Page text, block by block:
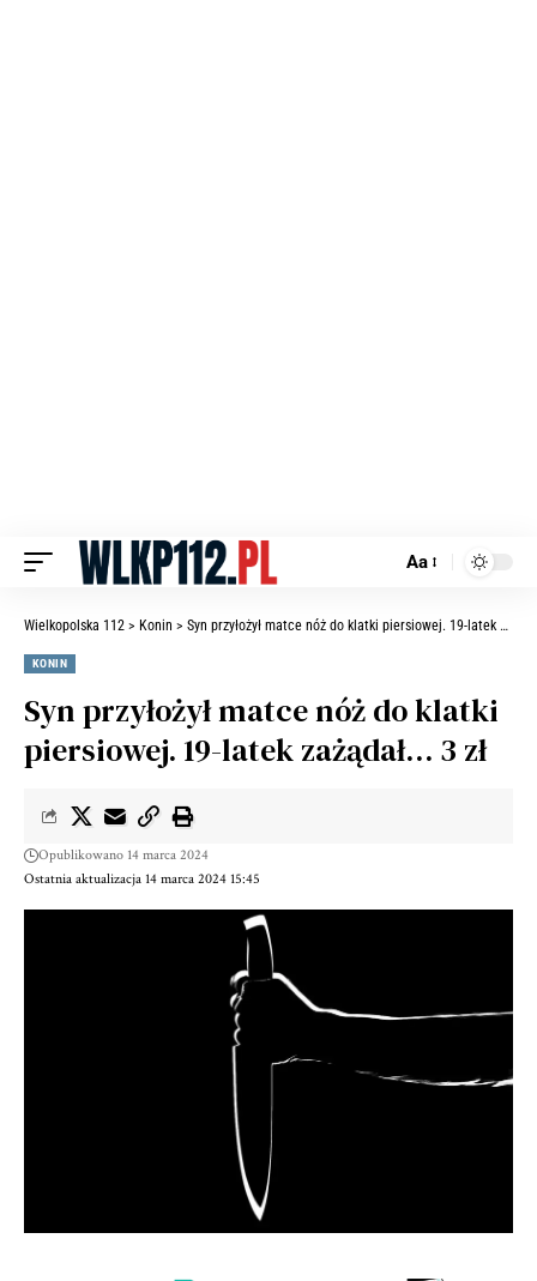
Aa
Wielkopolska 112 > Konin > Syn przyłożył matce nóż do klatki piersiowej. 19-latek zażądał… 3 zł
KONIN
Syn przyłożył matce nóż do klatki
piersiowej. 19-latek zażądał… 3 zł
Ostatnia aktualizacja 14 marca 2024 15:45
Opublikowano 14 marca 2024